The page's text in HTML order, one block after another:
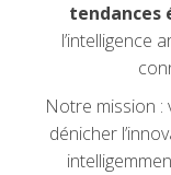
tendances
l’intelligence
Notre mission :
dénicher